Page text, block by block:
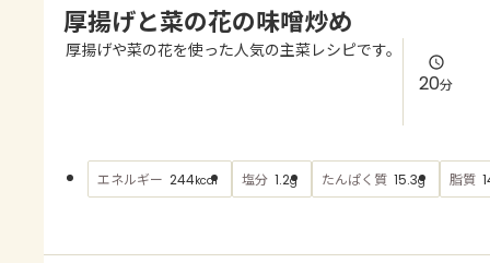
よくあるお問い合わせ
AJINOMOTO PARK とは
厚揚げと菜の花の味噌炒め
厚揚げや菜の花を使った人気の主菜レシピです。
20分
エネルギー 244kcal 塩分 1.2g たんぱく質 15.3g 脂質